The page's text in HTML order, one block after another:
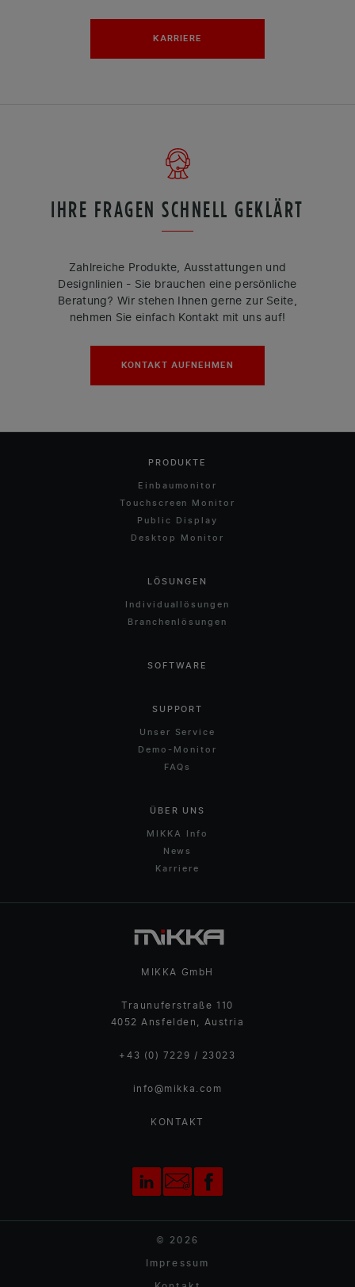
KARRIERE
IHRE FRAGEN SCHNELL GEKLÄRT
Zahlreiche Produkte, Ausstattungen und
Designlinien - Sie brauchen eine persönliche
Beratung? Wir stehen Ihnen gerne zur Seite,
nehmen Sie einfach Kontakt mit uns auf!
KONTAKT AUFNEHMEN
PRODUKTE
Einbaumonitor
Touchscreen Monitor
Public Display
Desktop Monitor
LÖSUNGEN
Individuallösungen
Branchenlösungen
SOFTWARE
SUPPORT
Unser Service
Demo-Monitor
FAQs
ÜBER UNS
MIKKA Info
News
Karriere
MIKKA GmbH
Traunuferstraße 110
4052 Ansfelden, Austria
+43 (0) 7229 / 23023
info@mikka.com
KONTAKT
© 2026
Impressum